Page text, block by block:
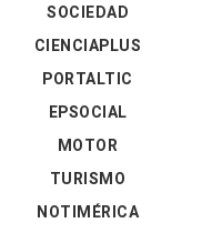
SOCIEDAD
CIENCIAPLUS
PORTALTIC
EPSOCIAL
MOTOR
TURISMO
NOTIMÉRICA